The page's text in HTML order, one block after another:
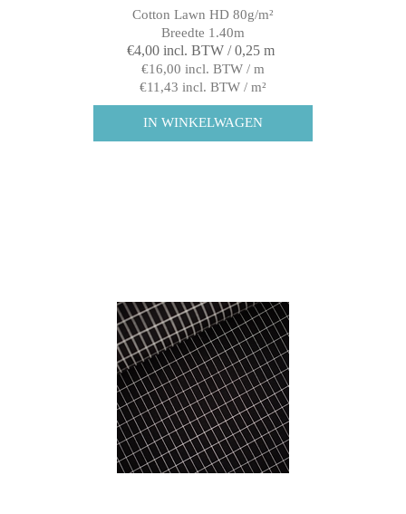
Cotton Lawn HD 80g/m²
Breedte 1.40m
€4,00 incl. BTW / 0,25 m
€16,00 incl. BTW / m
€11,43 incl. BTW / m²